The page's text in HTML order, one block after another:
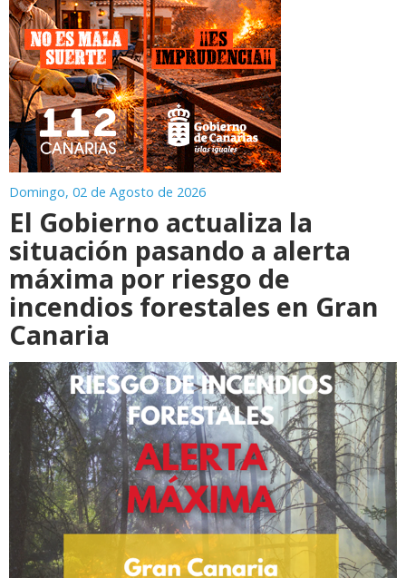
Domingo, 02 de Agosto de 2026
El Gobierno actualiza la
situación pasando a alerta
máxima por riesgo de
incendios forestales en Gran
Canaria